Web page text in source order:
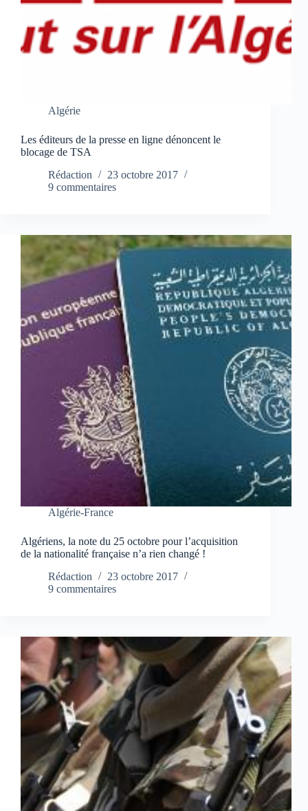
Algérie
Les éditeurs de la presse en ligne dénoncent le
blocage de TSA
Rédaction
23 octobre 2017
9 commentaires
Algérie-France
Algériens, la note du 25 octobre pour l’acquisition
de la nationalité française n’a rien changé !
Rédaction
23 octobre 2017
9 commentaires